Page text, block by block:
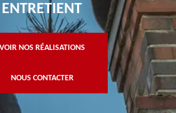
ENTRETIENT
VOIR NOS RÉALISATIONS
NOUS CONTACTER